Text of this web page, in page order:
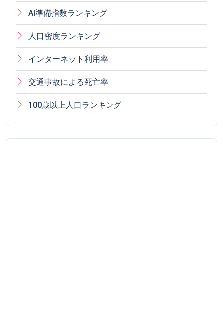
AI準備指数ランキング
人口密度ランキング
インターネット利用率
交通事故による死亡率
100歳以上人口ランキング